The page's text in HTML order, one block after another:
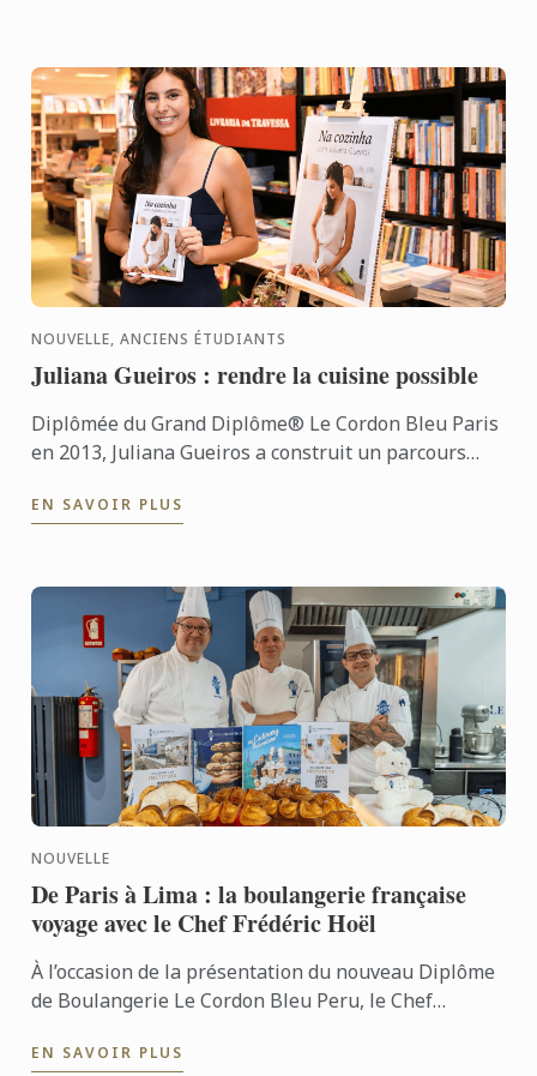
NOUVELLE, ANCIENS ÉTUDIANTS
Juliana Gueiros : rendre la cuisine possible
Diplômée du Grand Diplôme® Le Cordon Bleu Paris
en 2013, Juliana Gueiros a construit un parcours
Après ...
EN SAVOIR PLUS
NOUVELLE
De Paris à Lima : la boulangerie française
voyage avec le Chef Frédéric Hoël
À l’occasion de la présentation du nouveau Diplôme
de Boulangerie Le Cordon Bleu Peru, le Chef
savoir-faire de ...
EN SAVOIR PLUS